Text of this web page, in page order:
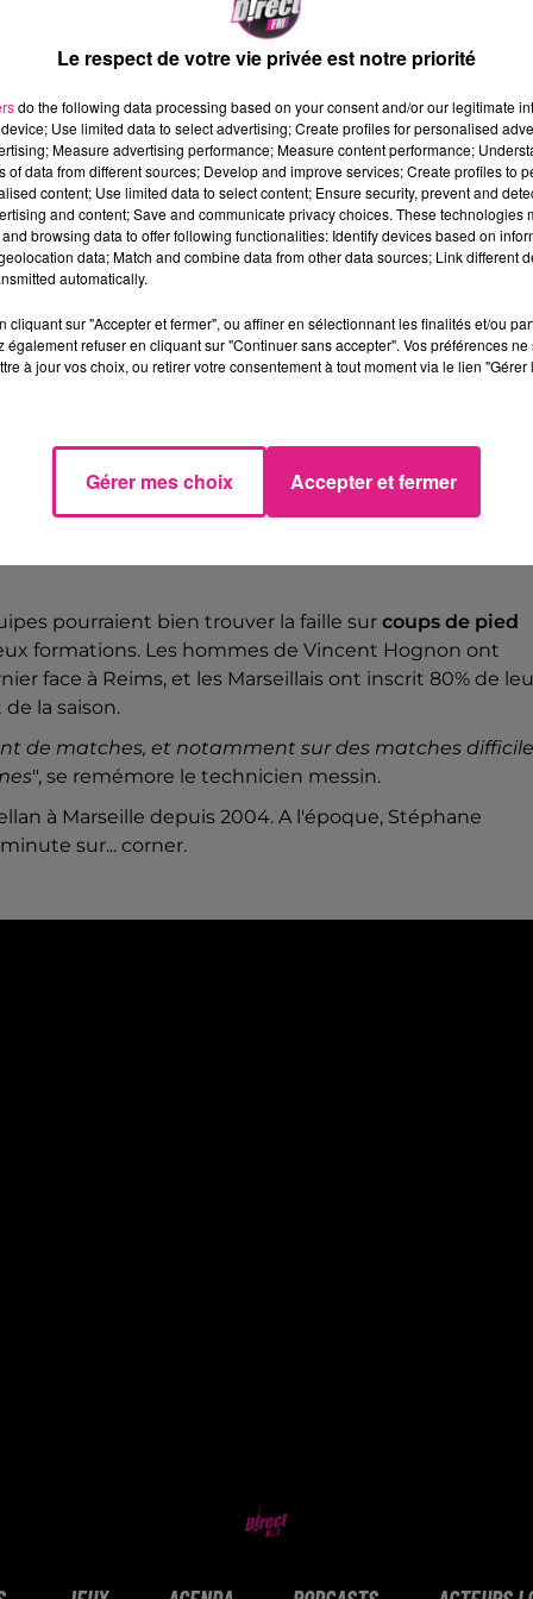
de 1000 personnes
. Dans un vide parfois
monde, c’est de s’endormir. C’est toujours la
, réagit le coach messin Vincent Hognon.
Nous, on veut être performants quel que soit le
première victoire face à Reims, dimanche dernier, les
et Vagner Dias, tous trois blessés, et sans le milieu
certes au complet, mais surtout plus fébrile depuis
(1-1) lors de leurs deux derniers matches, tous joués à
souffle. Ils peuvent même remercier leur dernier
être plus salée face aux Nordistes.
que l'on connaît depuis très longtemps. Mais
que ce ne sera pas facile de marquer des deux
pourraient bien trouver la faille sur coups de pied
formations. Les hommes de Vincent Hognon ont
face à Reims, et les Marseillais ont inscrit 80% de
la saison.
de matches, et notamment sur des matches
", se remémore le technicien messin.
à Marseille depuis 2004. A l'époque, Stéphane
sur... corner.
Le respect de votre vie privée est notre priorité
do the following data processing based on your consent and/or our legitimate
Use limited data to select advertising; Create profiles for personalised
Measure advertising performance; Measure content performance;
of data from different sources; Develop and improve services; Create profiles to
content; Use limited data to select content; Ensure security, prevent and
and content; Save and communicate privacy choices. These technologies
browsing data to offer following functionalities: Identify devices based on
data; Match and combine data from other data sources; Link different
automatically.
cliquant sur "Accepter et fermer", ou affiner en sélectionnant les finalités et/ou
également refuser en cliquant sur "Continuer sans accepter". Vos préférences
à jour vos choix, ou retirer votre consentement à tout moment via le lien
Gérer mes choix Accepter et fermer